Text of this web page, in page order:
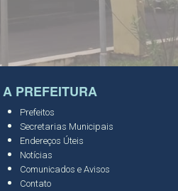
A PREFEITURA
Prefeitos
Secretarias Municipais
Endereços Úteis
Notícias
Comunicados e Avisos
Contato